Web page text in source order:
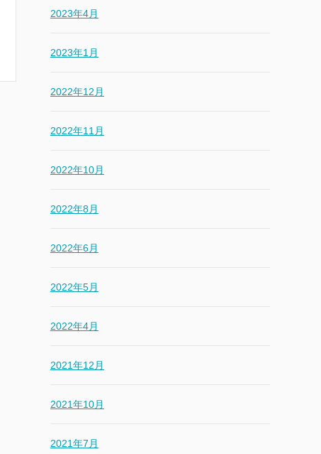
2023年4月
2023年1月
2022年12月
2022年11月
2022年10月
2022年8月
2022年6月
2022年5月
2022年4月
2021年12月
2021年10月
2021年7月